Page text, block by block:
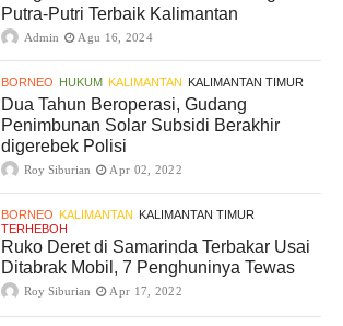
Putra-Putri Terbaik Kalimantan
Admin Agu 16, 2024
BORNEO HUKUM KALIMANTAN KALIMANTAN TIMUR
Dua Tahun Beroperasi, Gudang
Penimbunan Solar Subsidi Berakhir
digerebek Polisi
Roy Siburian Apr 02, 2022
BORNEO KALIMANTAN KALIMANTAN TIMUR
TERHEBOH
Ruko Deret di Samarinda Terbakar Usai
Ditabrak Mobil, 7 Penghuninya Tewas
Roy Siburian Apr 17, 2022